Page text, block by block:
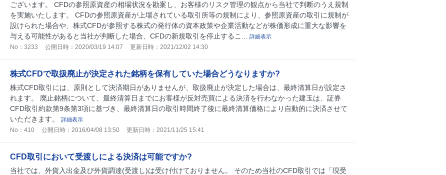
ございます。 CFDの参照原資産の相場状況を勘案し、お客様のリスク管理の観点から当社で判断のうえ規制
を実施いたします。 CFDの参照原資産が上場されている取引所等の規制により、参照原資産の取引に規制が
設けられた場合や、株式CFDが参照する株式の発行体の資本政策や企業活動などが株価形成に重大な影響を
与える可能性があると当社が判断した場合、CFDの新規取引を停止するこ...
詳細表示
No：3233 公開日時：2020/03/19 14:07 更新日時：2021/12/02 14:30
株式CFDで取扱廃止が決定された銘柄を保有していた場合どうなりますか?
株式CFD取引には、原則として決済期日がありませんが、取扱廃止が決定した場合は、最終清算日が設定さ
れます。 廃止銘柄について、最終清算日までにお客様が反対売買による決済を行わなかった建玉は、証券
CFD取引約款第9条第3項に基づき、最終清算日の取引時間終了後に最終清算価格により自動的に決済させて
いただきます。
詳細表示
No：410 公開日時：2016/04/08 13:50 更新日時：2021/11/25 15:41
CFD取引において受渡しによる決済は可能ですか?
当社では、外貨入出金及び外貨調達(受渡し)は受け付けておりません。 そのため当社のCFD取引では「現受